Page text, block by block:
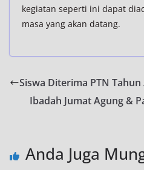
kegiatan seperti ini dapat
masa yang akan datang.
Siswa Diterima PTN
Ibadah Jumat Agung &
Anda Juga